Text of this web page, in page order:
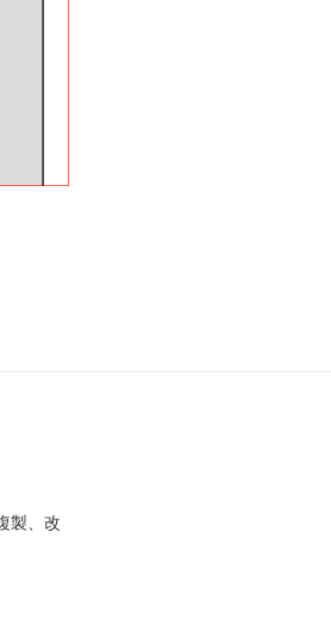
製、改